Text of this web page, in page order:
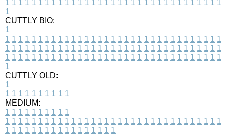
1 1 1 1 1 1 1 1 1 1 1 1 1 1 1 1 1 1 1 1 1 1 1 1 1 1 1 1 1 1 1 1 1
1
CUTTLY BIO:
1
1 1 1 1 1 1 1 1 1 1 1 1 1 1 1 1 1 1 1 1 1 1 1 1 1 1 1 1 1 1 1 1 1
1 1 1 1 1 1 1 1 1 1 1 1 1 1 1 1 1 1 1 1 1 1 1 1 1 1 1 1 1 1 1 1 1
1 1 1 1 1 1 1 1 1 1 1 1 1 1 1 1 1 1 1 1 1 1 1 1 1 1 1 1 1 1 1 1 1
1
CUTTLY OLD:
1
1 1 1 1 1 1 1 1 1 1
MEDIUM:
1 1 1 1 1 1 1 1 1 1
1 1 1 1 1 1 1 1 1 1 1 1 1 1 1 1 1 1 1 1 1 1 1 1 1 1 1 1 1 1 1 1 1
1 1 1 1 1 1 1 1 1 1 1 1 1 1 1 1 1